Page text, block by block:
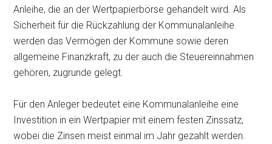
Anleihe, die an der Wertpapierbörse gehandelt wird. Als
Sicherheit für die Rückzahlung der Kommunalanleihe
werden das Vermögen der Kommune sowie deren
allgemeine Finanzkraft, zu der auch die Steuereinnahmen
gehören, zugrunde gelegt.
Für den Anleger bedeutet eine Kommunalanleihe eine
Investition in ein Wertpapier mit einem festen Zinssatz,
wobei die Zinsen meist einmal im Jahr gezahlt werden.